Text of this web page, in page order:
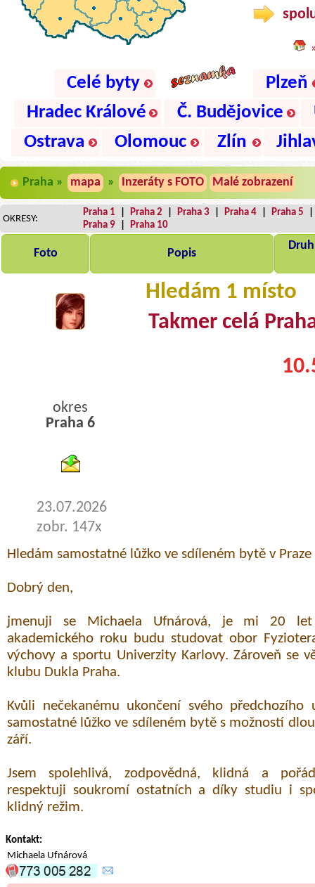
Celé byty
Plzeň
Hradec Králové
Č. Budějovice
Ostrava
Olomouc Zlín
Praha » mapa » Inzeráty s FOTO Malé zobrazení
OKRESY:
Praha 1 Praha 2 Praha 3 Praha 4 Praha 5
Praha 9
Praha 10
Foto Popis
Hledám 1 místo
Takmer celá
okres
Praha 6
23.07.2026
zobr. 147x
Hledám samostatné lůžko ve sdíleném bytě v
Dobrý den,
jmenuji se Michaela Ufnárová, je mi 20 let
akademického roku budu studovat obor
výchovy a sportu Univerzity Karlovy. Zároveň se
klubu Dukla Praha.
Kvůli nečekanému ukončení svého
samostatné lůžko ve sdíleném bytě s možností
září.
Jsem spolehlivá, zodpovědná, klidná a
respektuji soukromí ostatních a díky studiu i
klidný režim.
Kontakt:
Michaela Ufnárová